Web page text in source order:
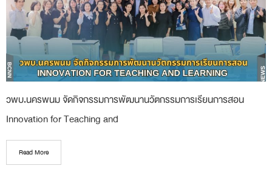
วพบ.นครพนม จัดกิจกรรมการพัฒนานวัตกรรมการเรียนการสอน
Innovation for Teaching and
Read More